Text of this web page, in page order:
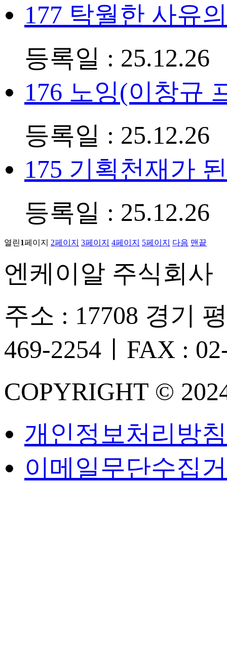
177 탁월한 사유
등록일 : 25.12.26
176 노잉(이창규
등록일 : 25.12.26
175 기획천재가
등록일 : 25.12.26
열린1페이지 2페이지 3페이지 4페이지 5페이지 다음 맨끝
엔케이알 주식회사
주소 : 17708 경기
469-2254ㅣFAX :
COPYRIGHT ©
개인정보처리방침
이메일무단수집